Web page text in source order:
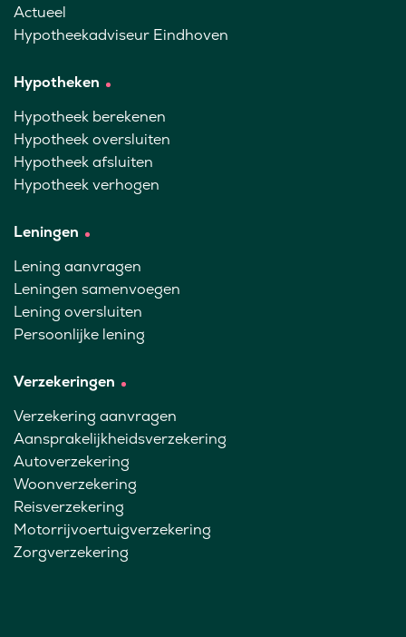
Actueel
Hypotheekadviseur Eindhoven
Hypotheken
Hypotheek berekenen
Hypotheek oversluiten
Hypotheek afsluiten
Hypotheek verhogen
Leningen
Lening aanvragen
Leningen samenvoegen
Lening oversluiten
Persoonlijke lening
Verzekeringen
Verzekering aanvragen
Aansprakelijkheidsverzekering
Autoverzekering
Woonverzekering
Reisverzekering
Motorrijvoertuigverzekering
Zorgverzekering